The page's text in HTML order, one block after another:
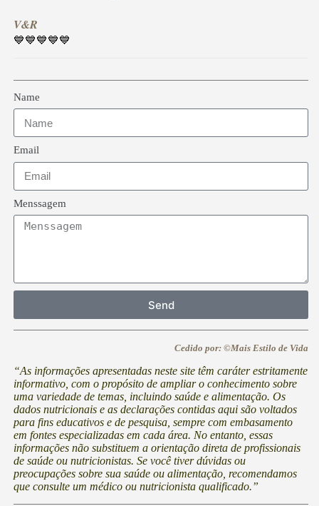
V&R
💙💙💙💙💙
Name
Email
Menssagem
Send
Cedido por: ©Mais Estilo de Vida
“As informações apresentadas neste site têm caráter estritamente
informativo, com o propósito de ampliar o conhecimento sobre
uma variedade de temas, incluindo saúde e alimentação. Os
dados nutricionais e as declarações contidas aqui são voltados
para fins educativos e de pesquisa, sempre com embasamento
em fontes especializadas em cada área. No entanto, essas
informações não substituem a orientação direta de profissionais
de saúde ou nutricionistas. Se você tiver dúvidas ou
preocupações sobre sua saúde ou alimentação, recomendamos
que consulte um médico ou nutricionista qualificado.”